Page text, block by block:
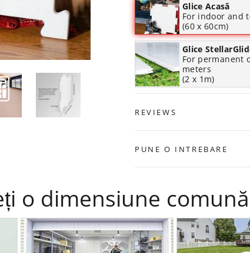
Glice Acasă
For indoor and
(60 x 60cm)
Glice
For permanent
meters
(2 x 1m)
REVIEWS
PUNE O INTREBARE
o dimensiune comună